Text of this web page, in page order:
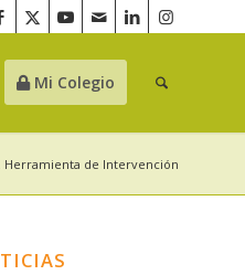
Mi Colegio
Herramienta de Intervención